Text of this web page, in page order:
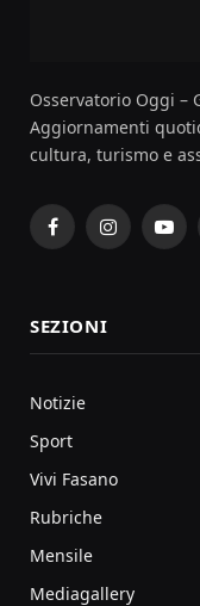
Osservatorio Oggi –
Aggiornamenti
cultura, turismo e
FacebookInstagram
SEZIONI
Notizie
Sport
Vivi Fasano
Rubriche
Mensile
Mediagallery